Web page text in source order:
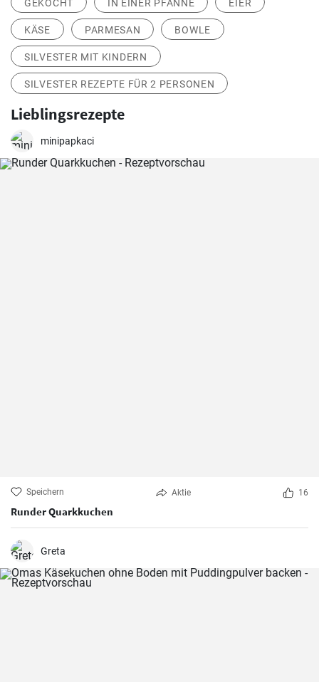
GEKOCHT IN EINER PFANNE EIER
KÄSE PARMESAN BOWLE
SILVESTER MIT KINDERN
SILVESTER REZEPTE FÜR 2 PERSONEN
Lieblingsrezepte
minipapkaci
Speichern Aktie 16
Runder Quarkkuchen
Greta